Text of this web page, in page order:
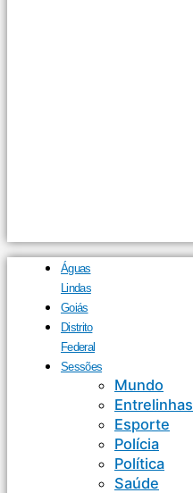
Águas
Lindas
Goiás
Distrito
Federal
Sessões
Mundo
Entrelinhas
Esporte
Polícia
Política
Saúde